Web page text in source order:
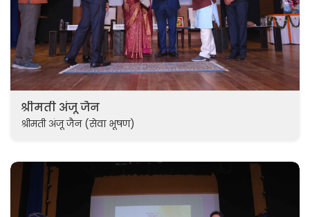
श्रीमती अंजू जैन
श्रीमती अंजू जैन (सेवा भूषण)